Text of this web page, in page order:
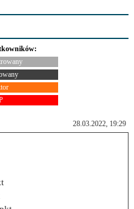
28.03.2022, 19:29